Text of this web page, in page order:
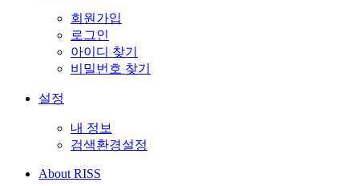
회원가입
로그인
아이디 찾기
비밀번호 찾기
설정
내 정보
검색환경설정
About RISS